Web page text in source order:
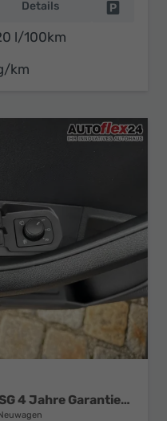
Details
l/100km
km
Selection 1.5 TSI 150 PS DSG 4 Jahre Garantie-Keyless Start-AppleCarPlay-AndroidAuto-Sunset-Tempomat-2-Zonen-Klima-16''Alu